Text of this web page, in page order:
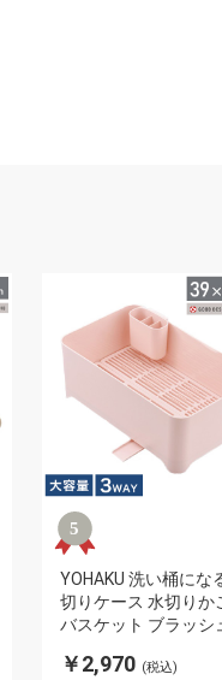
YOHAKU 洗い桶にな
切りケース 水切りか
バスケット ブラッシ
スケット 水切りカゴ
￥2,970 (税込)